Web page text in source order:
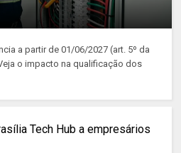
a partir de 01/06/2027 (art. 5º da
o impacto na qualificação dos
Tech Hub a empresários